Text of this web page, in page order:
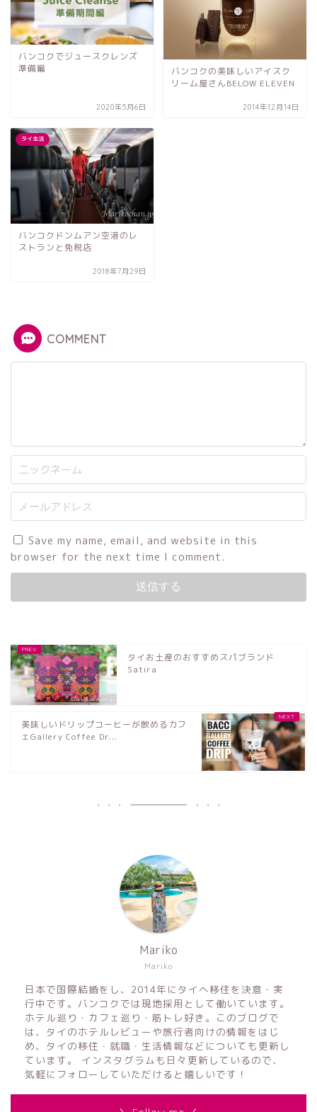
バンコクでジュースクレンズ
準備編
2020年5月6日
バンコクの美味しいアイスク
リーム屋さんBELOW ELEVEN
2014年12月14日
タイ生活
バンコクドンムアン空港のレ
ストランと免税店
2018年7月29日
COMMENT
Save my name, email, and website in this
browser for the next time I comment.
タイお土産のおすすめスパブランド
Satira
美味しいドリップコーヒーが飲めるカフ
ェGallery Coffee Dr...
Mariko
Mariko
日本で国際結婚をし、2014年にタイへ移住を決意・実
行中です。バンコクでは現地採用として働いています。
ホテル巡り・カフェ巡り・筋トレ好き。このブログで
は、タイのホテルレビューや旅行者向けの情報をはじ
め、タイの移住・就職・生活情報などについても更新し
ています。 インスタグラムも日々更新しているので、
気軽にフォローしていただけると嬉しいです！